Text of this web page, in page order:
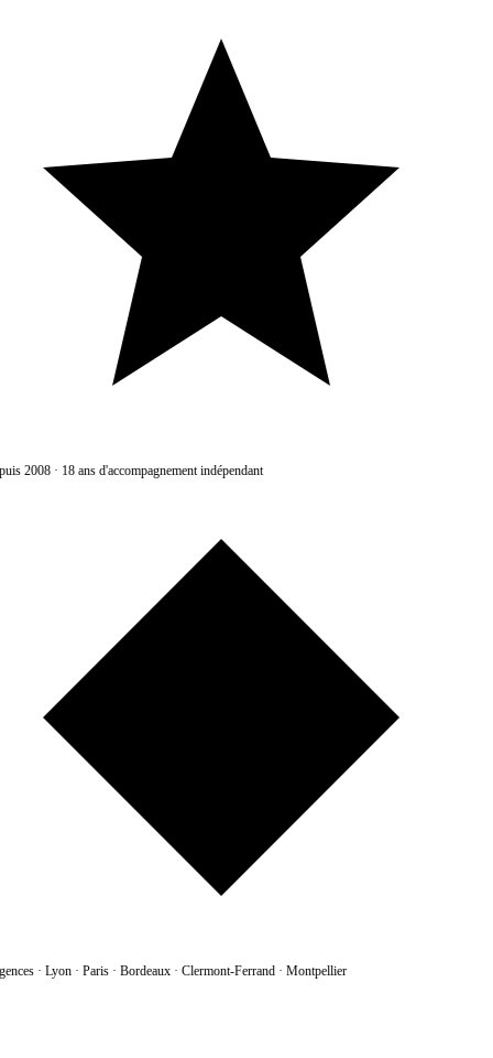
2008·18 ans d'accompagnement indépendant
·Lyon · Paris · Bordeaux · Clermont-Ferrand · Montpellier